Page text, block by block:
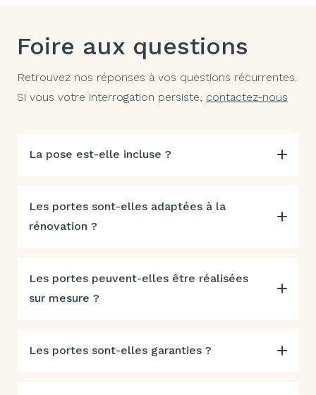
Foire aux questions
Retrouvez nos réponses à vos questions récurrentes.
Si vous votre interrogation persiste, contactez-nous
La pose est-elle incluse ?
Les portes sont-elles adaptées à la
rénovation ?
Les portes peuvent-elles être réalisées
sur mesure ?
Les portes sont-elles garanties ?